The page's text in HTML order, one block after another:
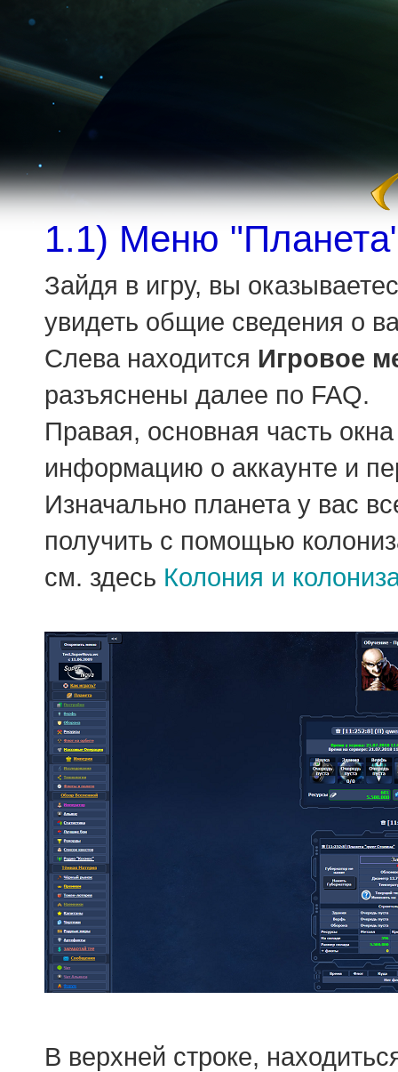
1.1) Меню
Зайдя в игру, вы
увидеть общие сведения о
Слева находится Игровое
разъяснены далее по FAQ.
Правая, основная часть
информацию о аккаунте и
Изначально планета у вас
получить с помощью
см. здесь Колония и
В верхней строке,